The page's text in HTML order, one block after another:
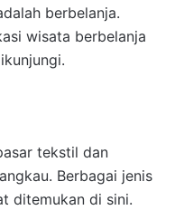
berbelanja.
wisata berbelanja
tekstil dan
Berbagai jenis
ditemukan di sini.